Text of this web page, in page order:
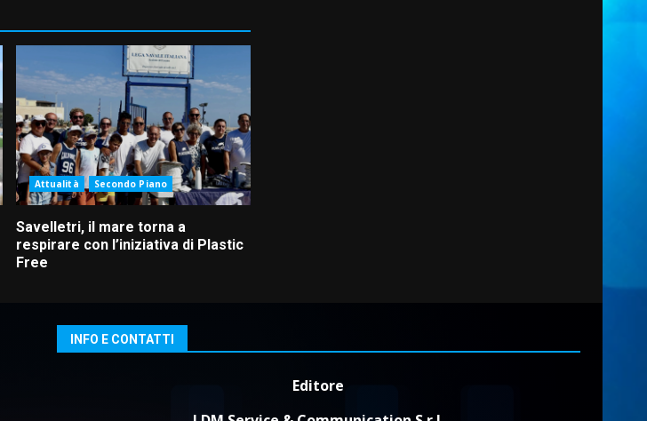
Attualità Secondo Piano
Savelletri, il mare torna a
respirare con l’iniziativa di Plastic
Free
INFO E CONTATTI
Editore